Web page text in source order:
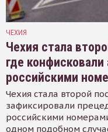
ЧЕХИЯ
Чехия стала
где
российскими
Чехия стала второй
зафиксировали
российскими
одном подобном